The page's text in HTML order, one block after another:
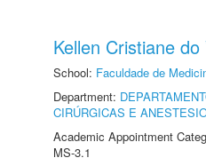
Kellen Cristiane
School: Faculdade de
Department:
CIRÚRGICAS E
Academic Appointment
MS-3.1